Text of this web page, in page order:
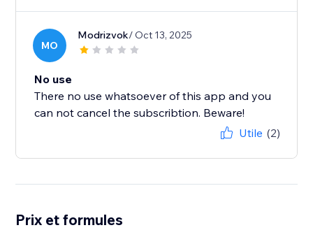
MO
Modrizvok/ Oct 13, 2025
No use
There no use whatsoever of this app and you
can not cancel the subscribtion. Beware!
Utile (2)
Prix et formules